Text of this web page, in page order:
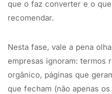
que o faz converter e o
recomendar.
Nesta fase, vale a pena
empresas ignoram: termos
orgânico, páginas que
que fecham (não apenas os